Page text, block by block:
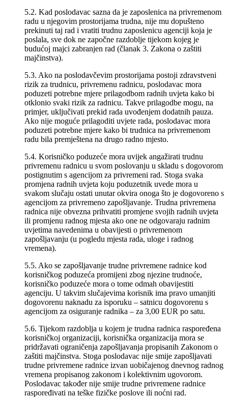
5.2. Kad poslodavac sazna da je zaposlenica na privremenom
radu u njegovim prostorijama trudna, nije mu dopušteno
prekinuti taj rad i vratiti trudnu zaposlenicu agenciji koja je
poslala, sve dok ne započne razdoblje tijekom kojeg je
budućoj majci zabranjen rad (članak 3. Zakona o zaštiti
majčinstva).
5.3. Ako na poslodavčevim prostorijama postoji zdravstveni
rizik za trudnicu, privremenu radnicu, poslodavac mora
poduzeti potrebne mjere prilagodbom radnih uvjeta kako bi
otklonio svaki rizik za radnicu. Takve prilagodbe mogu, na
primjer, uključivati prekid rada uvođenjem dodatnih pauza.
Ako nije moguće prilagoditi uvjete rada, poslodavac mora
poduzeti potrebne mjere kako bi trudnica na privremenom
radu bila premještena na drugo radno mjesto.
5.4. Korisničko poduzeće mora uvijek angažirati trudnu
privremenu radnicu u svom poslovanju u skladu s dogovorom
postignutim s agencijom za privremeni rad. Stoga svaka
promjena radnih uvjeta koju poduzetnik uvede mora u
svakom slučaju ostati unutar okvira onoga što je dogovoreno s
agencijom za privremeno zapošljavanje. Trudna privremena
radnica nije obvezna prihvatiti promjene svojih radnih uvjeta
ili promjenu radnog mjesta ako one ne odgovaraju radnim
uvjetima navedenima u obavijesti o privremenom
zapošljavanju (u pogledu mjesta rada, uloge i radnog
vremena).
5.5. Ako se zapošljavanje trudne privremene radnice kod
korisničkog poduzeća promijeni zbog njezine trudnoće,
korisničko poduzeće mora o tome odmah obavijestiti
agenciju. U takvim slučajevima korisnik ima pravo umanjiti
dogovorenu naknadu za isporuku – satnicu dogovorenu s
agencijom za osiguranje radnika – za 3,00 EUR po satu.
5.6. Tijekom razdoblja u kojem je trudna radnica raspoređena
korisničkoj organizaciji, korisnička organizacija mora se
pridržavati ograničenja zapošljavanja propisanih Zakonom o
zaštiti majčinstva. Stoga poslodavac nije smije zapošljavati
trudne privremene radnice izvan uobičajenog dnevnog radnog
vremena propisanog zakonom i kolektivnim ugovorom.
Poslodavac također nije smije trudne privremene radnice
raspoređivati na teške fizičke poslove ili noćni rad.